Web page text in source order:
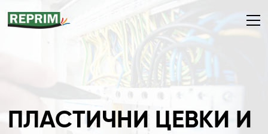
ПЛАСТИЧНИ ЦЕВКИ И